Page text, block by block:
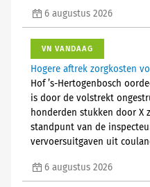
6 augustus 2026
VN VANDAAG
Hogere aftrek zorgkosten
Hof ’s-Hertogenbosch
is door de volstrekt
honderden stukken door X
standpunt van de
vervoersuitgaven uit
6 augustus 2026